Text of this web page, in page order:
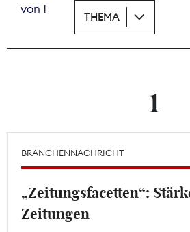
Wächterpreis
Mitgliederbereich
von 1
THEMA
1
BRANCHENNACHRICHT
„Zeitungsfacetten“:
Zeitungen